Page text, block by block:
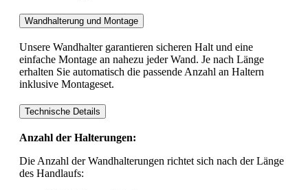
Wandhalterung und Montage
Unsere Wandhalter garantieren sicheren Halt und eine
einfache Montage an nahezu jeder Wand. Je nach Länge
erhalten Sie automatisch die passende Anzahl an Haltern
inklusive Montageset.
Technische Details
Anzahl der Halterungen:
Die Anzahl der Wandhalterungen richtet sich nach der Länge
des Handlaufs: